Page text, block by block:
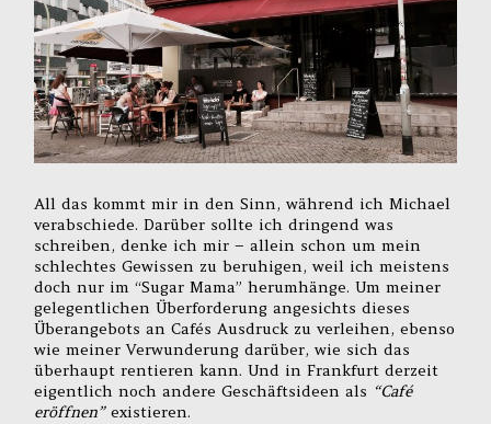
All das kommt mir in den Sinn, während ich Michael
verabschiede. Darüber sollte ich dringend was
schreiben, denke ich mir – allein schon um mein
schlechtes Gewissen zu beruhigen, weil ich meistens
doch nur im “Sugar Mama” herumhänge. Um meiner
gelegentlichen Überforderung angesichts dieses
Überangebots an Cafés Ausdruck zu verleihen, ebenso
wie meiner Verwunderung darüber, wie sich das
überhaupt rentieren kann. Und in Frankfurt derzeit
eigentlich noch andere Geschäftsideen als “Café
eröffnen”existieren.